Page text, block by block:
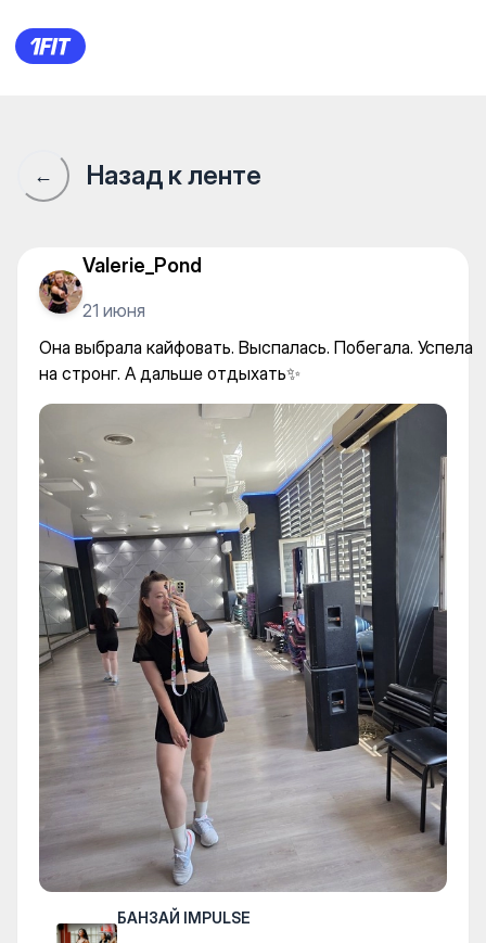
БАНЗАЙ IMPULSE — Yoga
← Назад к ленте
Valerie_Pond
21 июня
Она выбрала кайфовать. Выспалась. Побегала. Успела
на стронг. А дальше отдыхать✨️
БАНЗАЙ IMPULSE